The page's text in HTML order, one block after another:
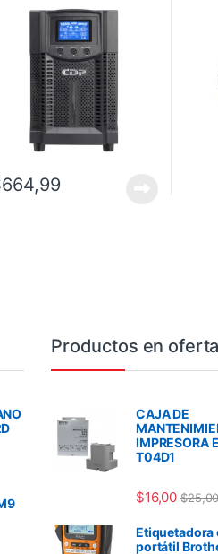
664,99
Productos en oferta
CAJA DE
IMPRESORA
T04D1
$16,00 $
Etiquetadora
portátil